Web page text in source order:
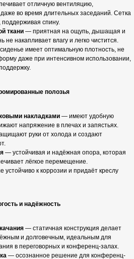
отличную вентиляцию,
во время длительных заседаний. Сетка
поддерживая спину.
ткани — приятная на ощупь, дышащая и
не накапливает влагу и легко чистится.
имеет оптимальную плотность, не
даже при интенсивном использовании,
полозья
накладками — имеют удобную
напряжение в плечах и запястьях.
руки от холода и создают
— устойчивая и надёжная опора, которая
лёгкое перемещение.
к коррозии и придаёт креслу
и надёжность
— статичная конструкция делает
и долговечным, идеальным для
в переговорных и конференц-залах.
— осознанное решение для конференц-